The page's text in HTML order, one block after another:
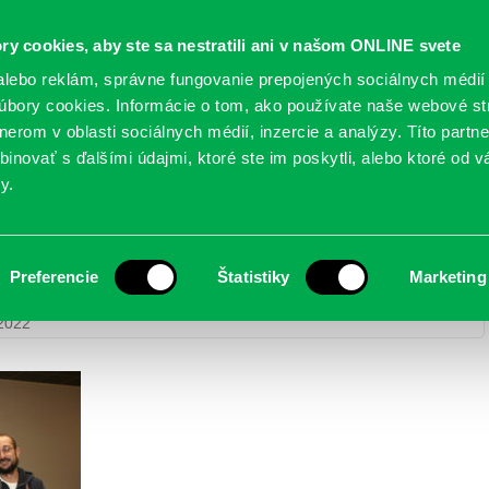
cookies, aby ste sa nestratili ani v našom ONLINE svete
reklám, správne fungovanie prepojených sociálnych
cookies. Informácie o tom, ako používate naše webové
v oblasti sociálnych médií, inzercie a analýzy. Títo
s ďalšími údajmi, ktoré ste im poskytli, alebo ktoré od
Preferencie Štatistiky Marketing
Oficiálne stránky
PETRŽALSKÉ
OBLASTI NOVINY MAPY TLAČIVÁ
do života – 3. december 2022> IMG_4419